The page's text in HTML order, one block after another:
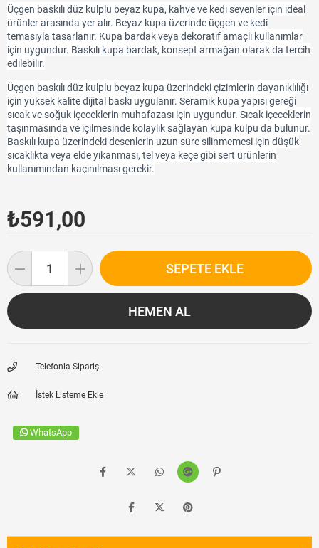
Üçgen baskılı düz kulplu beyaz kupa, kahve ve kedi sevenler için ideal
ürünler arasında yer alır. Beyaz kupa üzerinde üçgen ve kedi
temasıyla tasarlanır. Kupa bardak veya dekoratif amaçlı kullanımlar
için uygundur. Baskılı kupa bardak, konsept armağan olarak da tercih
edilebilir.
Üçgen baskılı düz kulplu beyaz kupa üzerindeki çizimlerin dayanıklılığı
için yüksek kalite dijital baskı uygulanır. Seramik kupa yapısı gereği
sıcak ve soğuk içeceklerin muhafazası için uygundur. Sıcak içeceklerin
taşınmasında ve içilmesinde kolaylık sağlayan kupa kulpu da bulunur.
Baskılı kupa üzerindeki desenlerin uzun süre silinmemesi için düşük
sıcaklıkta veya elde yıkanması, tel veya keçe gibi sert ürünlerin
kullanımından kaçınılması gerekir.
₺591,00
Telefonla Sipariş
İstek Listeme Ekle
WhatsApp